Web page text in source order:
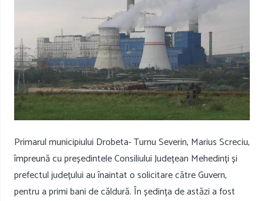
Primarul municipiului Drobeta- Turnu Severin, Marius Screciu,
împreună cu președintele Consiliului Județean Mehedinți și
prefectul județului au înaintat o solicitare către Guvern,
pentru a primi bani de căldură. În ședința de astăzi a fost